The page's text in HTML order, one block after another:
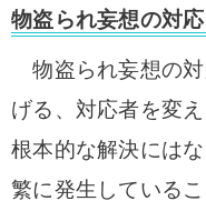
物盗られ妄想の対応
物盗られ妄想の対
げる、対応者を変
根本的な解決には
繁に発生している